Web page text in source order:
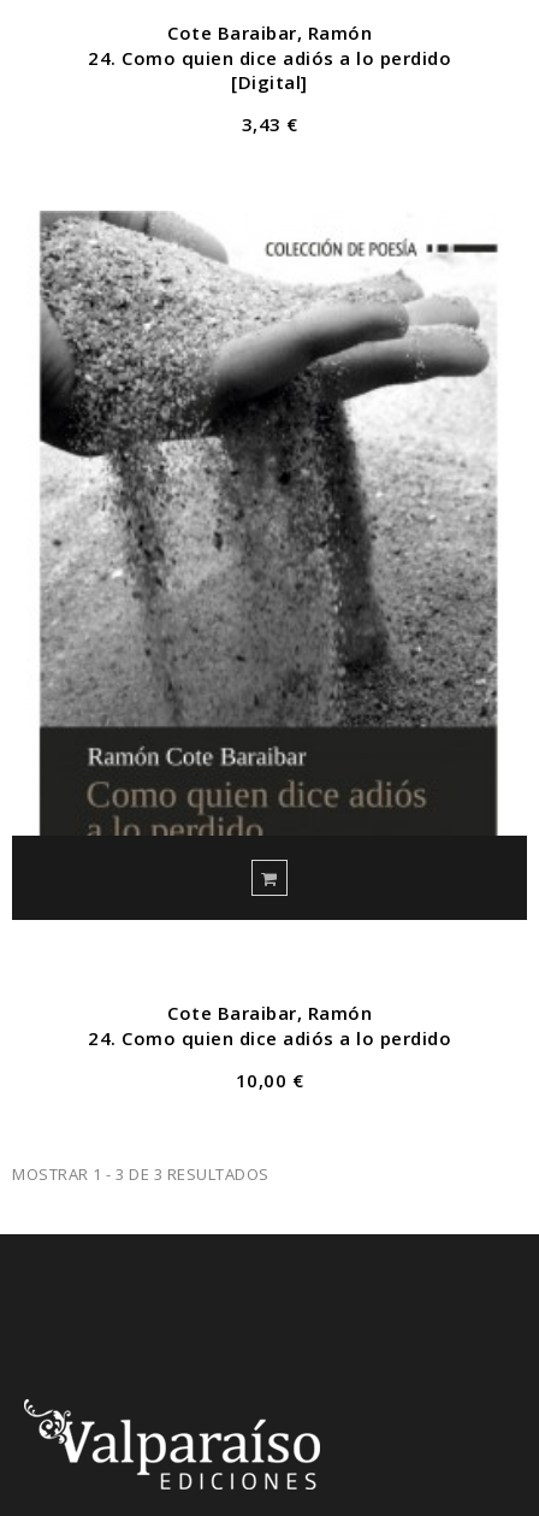
Cote Baraibar, Ramón
24. Como quien dice adiós a lo perdido
[Digital]
3,43 €
Cote Baraibar, Ramón
24. Como quien dice adiós a lo perdido
10,00 €
MOSTRAR 1 - 3 DE 3 RESULTADOS